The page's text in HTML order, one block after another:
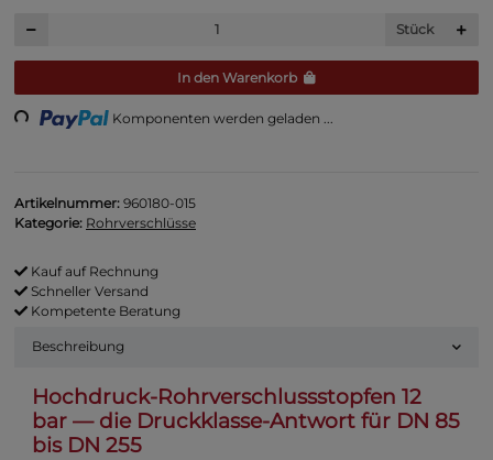
Stück
In den Warenkorb
Loading... Komponenten werden geladen ...
Artikelnummer: 960180-015
Kategorie: Rohrverschlüsse
Kauf auf Rechnung
Schneller Versand
Kompetente Beratung
Beschreibung
Hochdruck-Rohrverschlussstopfen 12
bar — die Druckklasse-Antwort für DN 85
bis DN 255